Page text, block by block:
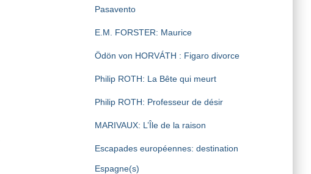
Pasavento
E.M. FORSTER: Maurice
Ödön von HORVÁTH : Figaro divorce
Philip ROTH: La Bête qui meurt
Philip ROTH: Professeur de désir
MARIVAUX: L’Île de la raison
Escapades européennes: destination
Espagne(s)